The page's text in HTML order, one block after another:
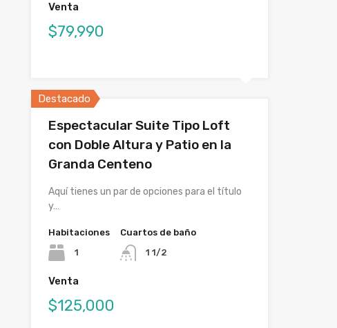
Venta
$79,990
Destacado
Espectacular Suite Tipo Loft
con Doble Altura y Patio en la
Granda Centeno
Aquí tienes un par de opciones para el título
y…
Habitaciones
1
Cuartos de baño
1 1/2
Venta
$125,000